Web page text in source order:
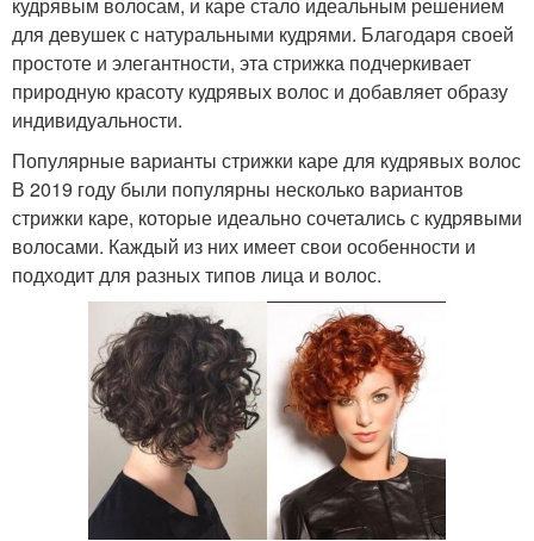
для девушек с натуральными кудрями. Благодаря своей
простоте и элегантности, эта стрижка подчеркивает
природную красоту кудрявых волос и добавляет образу
индивидуальности.
Популярные варианты стрижки каре для кудрявых волос
В 2019 году были популярны несколько вариантов
стрижки каре, которые идеально сочетались с кудрявыми
волосами. Каждый из них имеет свои особенности и
подходит для разных типов лица и волос.